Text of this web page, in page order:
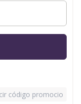
y huéspedes
código promocional